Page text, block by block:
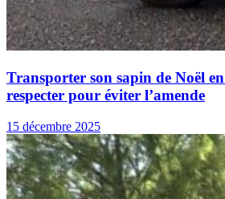
Transporter son sapin de Noël
respecter pour éviter l’amende
15 décembre 2025